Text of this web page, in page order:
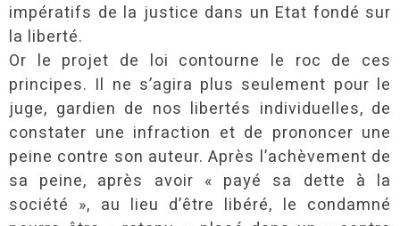
impératifs de la justice dans un Etat fondé sur
la liberté.
Or le projet de loi contourne le roc de ces
principes. Il ne s’agira plus seulement pour le
juge, gardien de nos libertés individuelles, de
constater une infraction et de prononcer une
peine contre son auteur. Après l’achèvement de
sa peine, après avoir « payé sa dette à la
société », au lieu d’être libéré, le condamné